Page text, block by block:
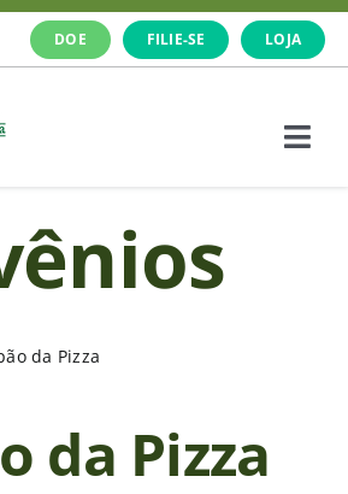
DOE FILIE-SE LOJA
da Pizza
da Pizza